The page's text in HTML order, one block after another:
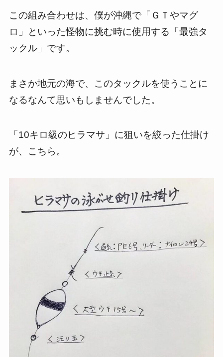
この組み合わせは、僕が沖縄で「ＧＴやマグ
ロ」といった怪物に挑む時に使用する「最強タ
ックル」です。
まさか地元の海で、このタックルを使うことに
なるなんて思いもしませんでした。
「10キロ級のヒラマサ」に狙いを絞った仕掛け
が、こちら。